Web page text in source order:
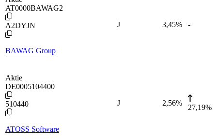
AT0000BAWAG2
A2DYJN
BAWAG Group
J 3,45% -
Aktie
DE0005104400
510440
ATOSS Software
J 2,56%
27,19%